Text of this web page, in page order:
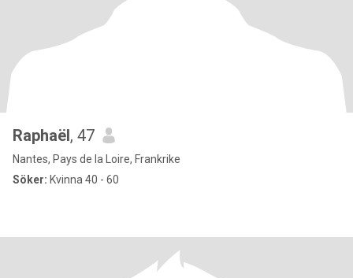
Raphaël, 47
Nantes, Pays de la Loire, Frankrike
Söker: Kvinna 40 - 60